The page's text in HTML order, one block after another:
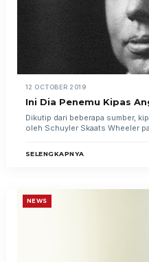
12 OCTOBER 2019
Ini Dia Penemu Kipas
Dikutip dari beberapa sumber,
oleh Schuyler Skaats Wheeler
SELENGKAPNYA
NEWS